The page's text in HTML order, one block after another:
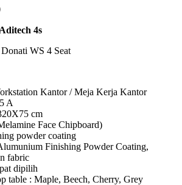
4s
Kantor / Meja Kerja Kantor
A
cm
Face Chipboard)
powder coating
Finishing Powder Coating,
fabric
dipilih
table : Maple, Beech, Cherry, Grey